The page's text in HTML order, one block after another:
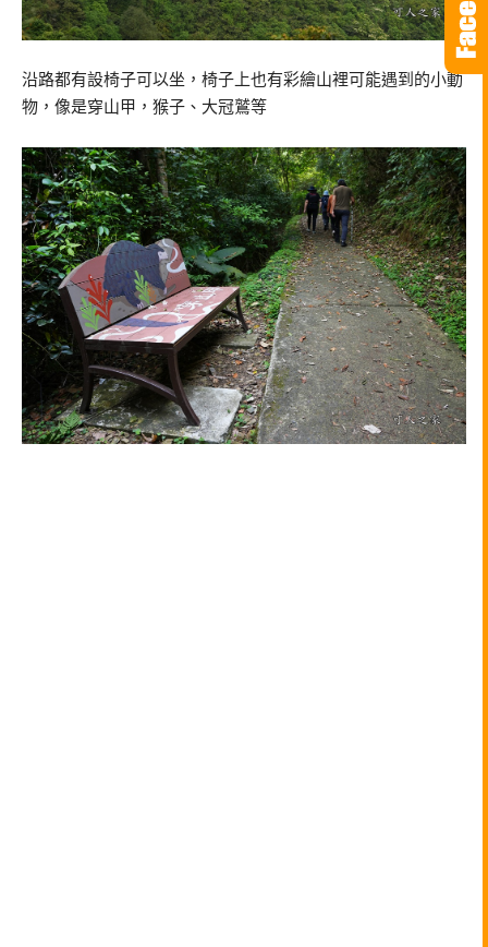
沿路都有設椅子可以坐，椅子上也有彩繪山裡可能遇到的小動
物，像是穿山甲，猴子、大冠鷲等